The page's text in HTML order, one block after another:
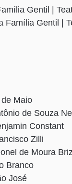
Gentil |
Família Gentil |
Maio
de Souza
Constant
Zilli
de Moura
Branco
José